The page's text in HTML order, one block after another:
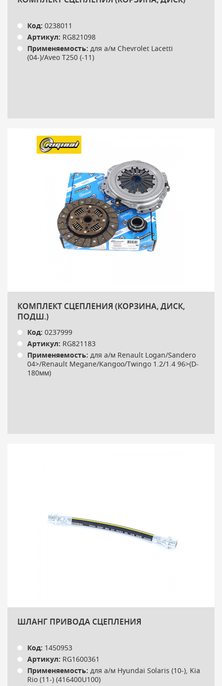
Код: 0238011
Артикул: RG821098
Применяемость: для а/м Chevrolet Lacetti
(04-)/Aveo T250 (-11)
КОМПЛЕКТ СЦЕПЛЕНИЯ (КОРЗИНА, ДИСК,
ПОДШ.)
Код: 0237999
Артикул: RG821183
Применяемость: для а/м Renault Logan/Sandero
04>/Renault Megane/Kangoo/Twingo 1.2/1.4 96>(D-
180мм)
ШЛАНГ ПРИВОДА СЦЕПЛЕНИЯ
Код: 1450953
Артикул: RG1600361
Применяемость: для а/м Hyundai Solaris (10-), Kia
Rio (11-) (416400U100)